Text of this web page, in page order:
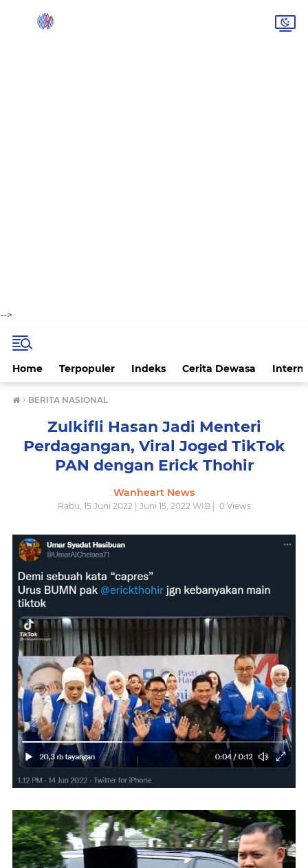
-->
Home Terpopuler Indeks Cerita Dewasa
› BERITA NASIONAL
Zulkifli Hasan Jadi Menteri
Perdagangan, Viral Joged TikTok
PAN dengan Erick Thohir
Wanheart News
Rabu, 15 Juni 2022 | Juni 15, 2022 WIB | 0Views